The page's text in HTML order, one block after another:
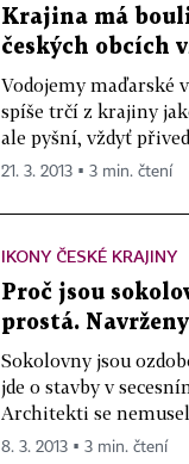
Krajina má
českých obcích
Vodojemy maďarské
spíše trčí z krajiny
ale pyšní, vždyť
21. 3. 2013 ▪ 3 min. čtení
IKONY ČESKÉ KRAJINY
Proč jsou
prostá.
Sokolovny jsou
jde o stavby v
Architekti se
8. 3. 2013 ▪ 3 min. čtení